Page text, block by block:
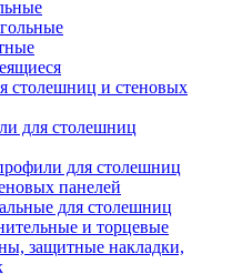
столешниц и стеновых
для столешниц
для столешниц
панелей
для столешниц
и торцевые
защитные накладки,